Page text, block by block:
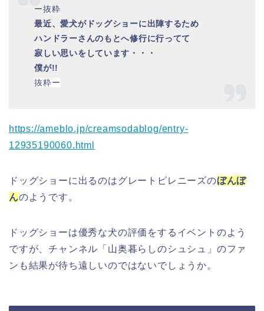
ー抜粋
最近、愛犬がドッグショーに出陣するため
ハンドラーさんのもとへ修行に行ってて
寂しい思いをしています・・・
僕が!!
抜粋ー
https://ameblo.jp/creamsodablog/entry-
12935190060.html
ドッグショーに出るのはグレートピレニーズのぼんぼ
んのようです。
ドッグショーは優秀な犬の評価をするイベントのよう
ですが、チャンネル「山奥暮らしのシュシュ」のファ
ンも結果が待ち遠しいのではないでしょうか。